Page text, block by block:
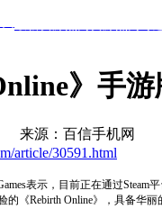
》手
来源：百信手机
article/30591.html
表示，目前正在通过Steam
《Rebirth Online》，具备华丽